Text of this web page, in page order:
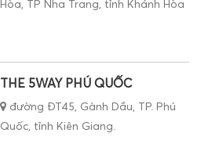
Hòa, TP Nha Trang, tỉnh Khánh Hòa
THE 5WAY PHÚ QUỐC
đường ĐT45, Gành Dầu, TP. Phú
Quốc, tỉnh Kiên Giang.